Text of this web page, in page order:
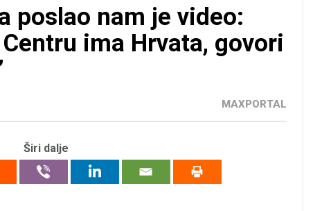
poslao nam je video:
ima Hrvata, govori
MAXPORTAL
Širi dalje